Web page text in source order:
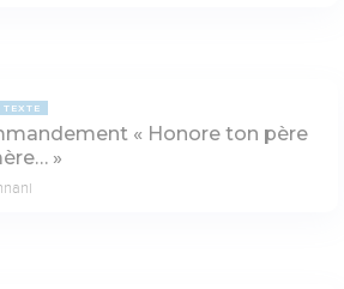
« Honore ton père
»